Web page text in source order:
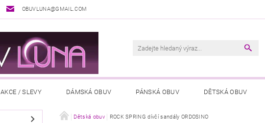
OBUVLUNA@GMAIL.COM
AKCE / SLEVY DÁMSKÁ OBUV PÁNSKÁ OBUV DĚTSKÁ OBUV
DOPLŇKY K OBUVI VŠEOBECNÉ OBCHODNÍ PODMÍNKY
Dětská obuv ROCK SPRING dívčí sandály ORDOSINO